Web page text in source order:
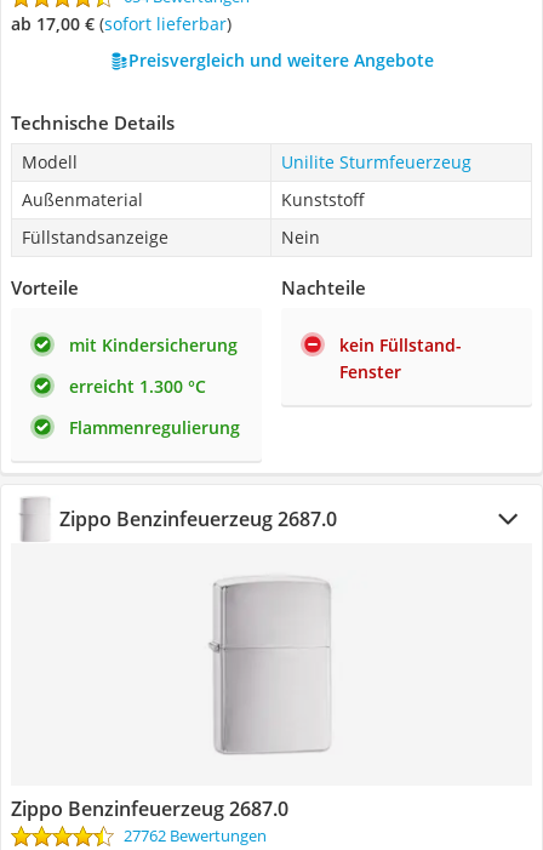
ab 17,00 € ( Sofort lieferbar)
Preisvergleich und weitere Angebote
Technische Details
Modell
Unilite Sturmfeuerzeug
Außenmaterial
Kunststoff
Füllstandsanzeige
Nein
Vorteile
mit Kindersicherung
erreicht 1.300 °C
Flammenregulierung
Nachteile
kein Füllstand-
Fenster
Zippo Benzinfeuerzeug 2687.0
Zippo Benzinfeuerzeug 2687.0
27762 Bewertungen